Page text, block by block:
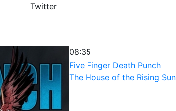
Twitter
08:35
Five Finger Death Punch
The House of the Rising Sun